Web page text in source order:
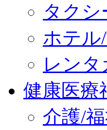
タクシ
ホテル
レンタ
健康医療
介護/